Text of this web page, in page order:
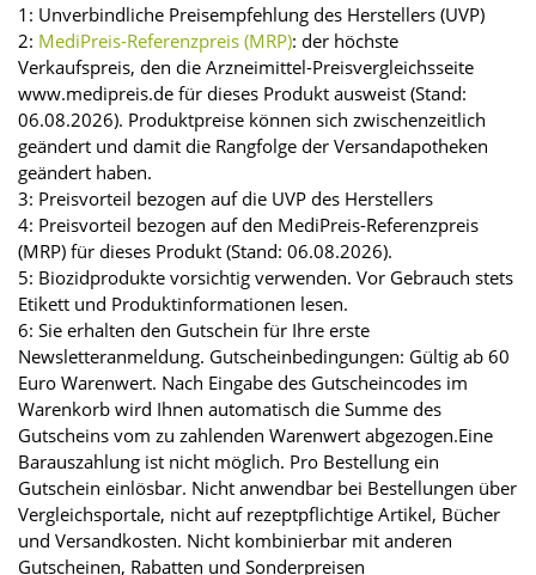
1: Unverbindliche Preisempfehlung des Herstellers (UVP)
2: MediPreis-Referenzpreis (MRP): der höchste
Verkaufspreis, den die Arzneimittel-Preisvergleichsseite
www.medipreis.de für dieses Produkt ausweist (Stand:
06.08.2026). Produktpreise können sich zwischenzeitlich
geändert und damit die Rangfolge der Versandapotheken
geändert haben.
3: Preisvorteil bezogen auf die UVP des Herstellers
4: Preisvorteil bezogen auf den MediPreis-Referenzpreis
(MRP) für dieses Produkt (Stand: 06.08.2026).
5: Biozidprodukte vorsichtig verwenden. Vor Gebrauch stets
Etikett und Produktinformationen lesen.
6: Sie erhalten den Gutschein für Ihre erste
Newsletteranmeldung. Gutscheinbedingungen: Gültig ab 60
Euro Warenwert. Nach Eingabe des Gutscheincodes im
Warenkorb wird Ihnen automatisch die Summe des
Gutscheins vom zu zahlenden Warenwert abgezogen.Eine
Barauszahlung ist nicht möglich. Pro Bestellung ein
Gutschein einlösbar. Nicht anwendbar bei Bestellungen über
Vergleichsportale, nicht auf rezeptpflichtige Artikel, Bücher
und Versandkosten. Nicht kombinierbar mit anderen
Gutscheinen, Rabatten und Sonderpreisen